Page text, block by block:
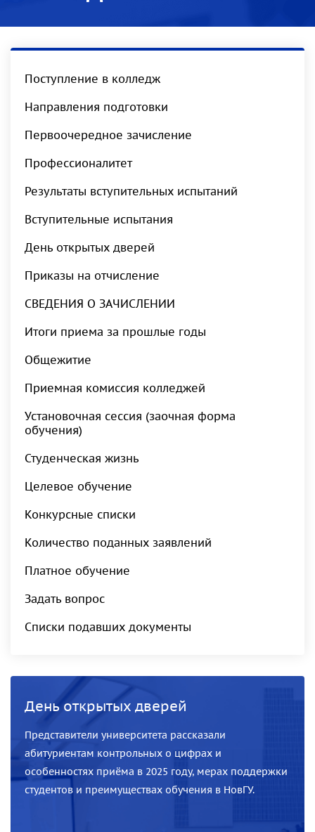
Поступление в колледж
Направления подготовки
Первоочередное зачисление
Профессионалитет
Результаты вступительных испытаний
Вступительные испытания
День открытых дверей
Приказы на отчисление
СВЕДЕНИЯ О ЗАЧИСЛЕНИИ
Итоги приема за прошлые годы
Общежитие
Приемная комиссия колледжей
Установочная сессия (заочная форма
обучения)
Студенческая жизнь
Целевое обучение
Конкурсные списки
Количество поданных заявлений
Платное обучение
Задать вопрос
Списки подавших документы
День открытых дверей
Представители университета рассказали
абитуриентам контрольных о цифрах и
особенностях приёма в 2025 году, мерах поддержки
студентов и преимуществах обучения в НовГУ.